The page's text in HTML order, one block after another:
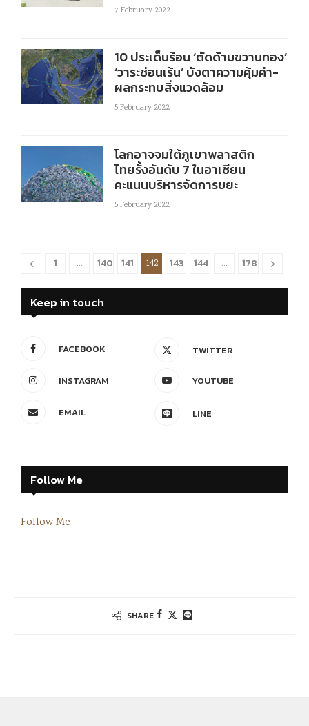
7 February 2022
10 ประเด็นร้อน ‘ตัดด้ามขวานทอง’
‘วาระซ่อนเร้น’ บังตาความคุ้มค่า-
ผลกระทบสิ่งแวดล้อม
5 February 2022
โลกอาจจมใต้ภูเขาพลาสติก
ไทยรั้งอันดับ 7 ในอาเซียน
คะแนนบริหารจัดการขยะ
5 February 2022
1 … 140 141 142 143 144 … 178
Keep in touch
FACEBOOK TWITTER
INSTAGRAM YOUTUBE
EMAIL LINE
Follow Me
Follow Me
SHARE